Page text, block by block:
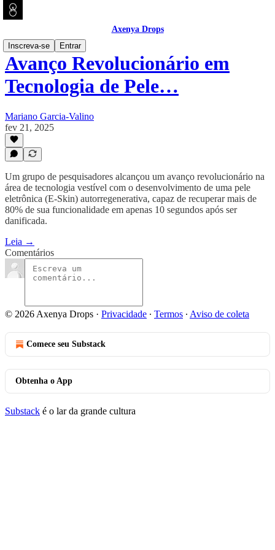
Axenya Drops
Inscreva-se
Entrar
Avanço Revolucionário em
Tecnologia de Pele…
Mariano Garcia-Valino
fev 21, 2025
Um grupo de pesquisadores alcançou um avanço revolucionário na
área de tecnologia vestível com o desenvolvimento de uma pele
eletrônica (E-Skin) autorregenerativa, capaz de recuperar mais de
80% de sua funcionalidade em apenas 10 segundos após ser
danificada.
Leia →
Comentários
© 2026 Axenya Drops · Privacidade ∙ Termos ∙ Aviso de coleta
Comece seu Substack
Obtenha o App
Substack é o lar da grande cultura